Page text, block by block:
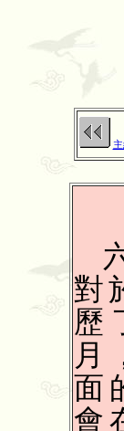
對
歷
月
面
會